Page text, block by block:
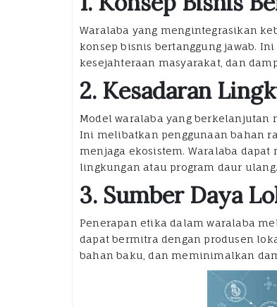
Waralaba yang mengintegrasikan
konsep bisnis bertanggung jawab.
kesejahteraan masyarakat, dan
2. Kesadaran
Model waralaba yang berkelanjutan
Ini melibatkan penggunaan bahan
menjaga ekosistem. Waralaba
lingkungan atau program daur ulang.
3. Sumber Daya
Penerapan etika dalam waralaba
dapat bermitra dengan produsen
bahan baku, dan meminimalkan